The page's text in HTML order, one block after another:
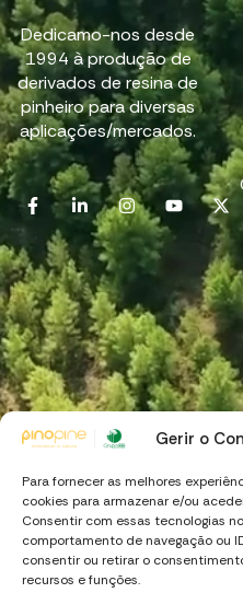
Gerir o
Para fornecer as melhores
cookies para armazenar e/ou
Consentir com essas tecnologias
comportamento de navegação ou
consentir ou retirar o
recursos e funções.
Dedicamo-nos desde
1994 à produção de
derivados de resina de
pinheiro para diversas
aplicações/mercados.